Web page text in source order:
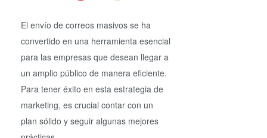
El envío de correos masivos se ha
convertido en una herramienta esencial
para las empresas que desean llegar a
un amplio público de manera eficiente.
Para tener éxito en esta estrategia de
marketing, es crucial contar con un
plan sólido y seguir algunas mejores